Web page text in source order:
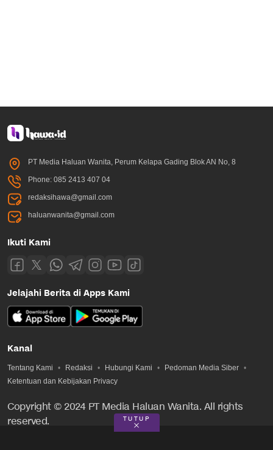
PT Media Haluan Wanita, Perum Kelapa Gading Blok AN No, 8
Phone: 085 2413 407 04
redaksihawa@gmail.com
haluanwanita@gmail.com
Ikuti Kami
Jelajahi Berita di Apps Kami
Kanal
Tentang Kami Redaksi Hubungi Kami
Pedoman Media Siber
Ketentuan dan Kebijakan Privacy
Copyright © 2024 PT Media Haluan Wanita. All rights
reserved.
TUTUP